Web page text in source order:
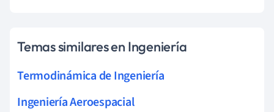
Temas similares en Ingeniería
Termodinámica de Ingeniería
Ingeniería Aeroespacial